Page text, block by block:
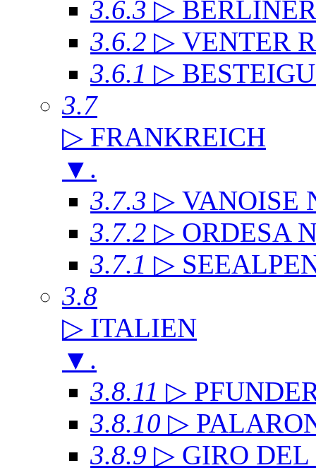
3.6.3 ▷
3.6.2 ▷ VENTER
3.6.1 ▷
3.7
▷ FRANKREICH
▼ .
3.7.3 ▷ VANOISE
3.7.2 ▷ ORDESA
3.7.1 ▷
3.8
▷ ITALIEN
▼ .
3.8.11 ▷
3.8.10 ▷
3.8.9 ▷ GIRO